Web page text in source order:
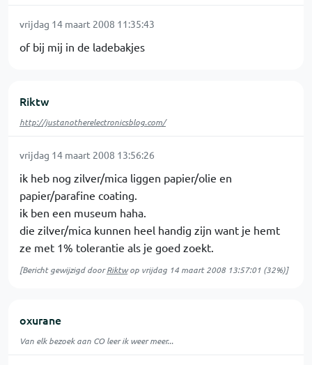
vrijdag 14 maart 2008 11:35:43
of bij mij in de ladebakjes
Riktw
http://justanotherelectronicsblog.com/
vrijdag 14 maart 2008 13:56:26
ik heb nog zilver/mica liggen papier/olie en
papier/parafine coating.
ik ben een museum haha.
die zilver/mica kunnen heel handig zijn want je hemt
ze met 1% tolerantie als je goed zoekt.
[Bericht gewijzigd doorRiktwop vrijdag 14 maart 2008 13:57:01 (32%)]
oxurane
Van elk bezoek aan CO leer ik weer meer...